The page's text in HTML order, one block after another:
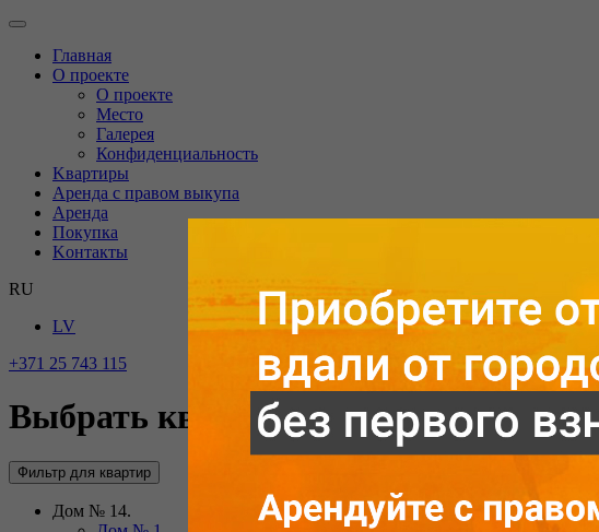
Главная
O проекте
О проекте
Mесто
Галерея
Конфиденциальность
Kвартиры
Аренда с правом выкупа
Аренда
Покупка
Kонтакты
RU
LV
+371 25 743 115
Выбрать квартиру
Фильтр для квартир
Дом № 14.